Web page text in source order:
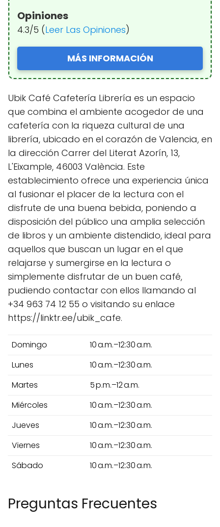
Opiniones
4.3/5 (Leer Las Opiniones)
MÁS INFORMACIÓN
Ubik Café Cafetería Librería es un espacio
que combina el ambiente acogedor de una
cafetería con la riqueza cultural de una
librería, ubicado en el corazón de Valencia, en
la dirección Carrer del Literat Azorín, 13,
L'Eixample, 46003 València. Este
establecimiento ofrece una experiencia única
al fusionar el placer de la lectura con el
disfrute de una buena bebida, poniendo a
disposición del público una amplia selección
de libros y un ambiente distendido, ideal para
aquellos que buscan un lugar en el que
relajarse y sumergirse en la lectura o
simplemente disfrutar de un buen café,
pudiendo contactar con ellos llamando al
+34 963 74 12 55 o visitando su enlace
https://linktr.ee/ubik_cafe.
Domingo
10 a.m.–12:30 a.m.
Lunes
10 a.m.–12:30 a.m.
Martes
5 p.m.–12 a.m.
Miércoles
10 a.m.–12:30 a.m.
Jueves
10 a.m.–12:30 a.m.
Viernes
10 a.m.–12:30 a.m.
Sábado
10 a.m.–12:30 a.m.
Preguntas Frecuentes